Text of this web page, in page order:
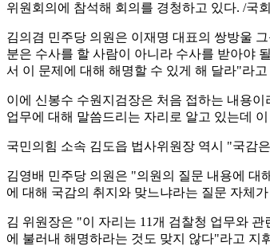
위원회의에 참석해 회의를 경청하고 있다. /국
김의겸 민주당 의원은 이재명 대표의 쌍방울
분은 수사를 할 사람이 아니라 수사를 받아야
서 이 문제에 대해 해명할 수 있게 해 달라"라
이에 신봉수 수원지검장은 처음 접하는 내용
업무에 대해 말씀드리는 자리로 알고 있는데
국민의힘 소속 김도읍 법사위원장 역시 "국감
김영배 민주당 의원은 "의원의 질문 내용에 대
에 대해 국감의 취지와 맞느냐라는 질문 자체
김 위원장은 "이 자리는 11개 검찰청 업무와
에 불러내 해명하라는 것도 맞지 않다"라고 지